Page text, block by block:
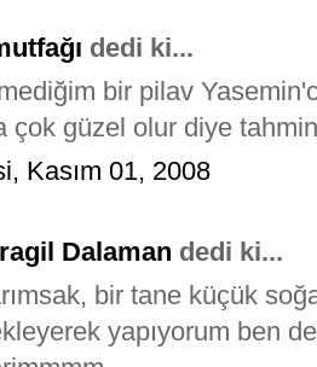
dedi ki...
bir pilav
çok güzel olur diye
Kasım 01, 2008
Dalaman dedi ki...
bir tane küçük
yapıyorum ben